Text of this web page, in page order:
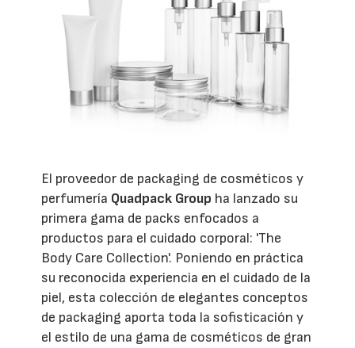
El proveedor de packaging de cosméticos y
perfumería Quadpack Group ha lanzado su
primera gama de packs enfocados a
productos para el cuidado corporal: 'The
Body Care Collection'. Poniendo en práctica
su reconocida experiencia en el cuidado de la
piel, esta colección de elegantes conceptos
de packaging aporta toda la sofisticación y
el estilo de una gama de cosméticos de gran